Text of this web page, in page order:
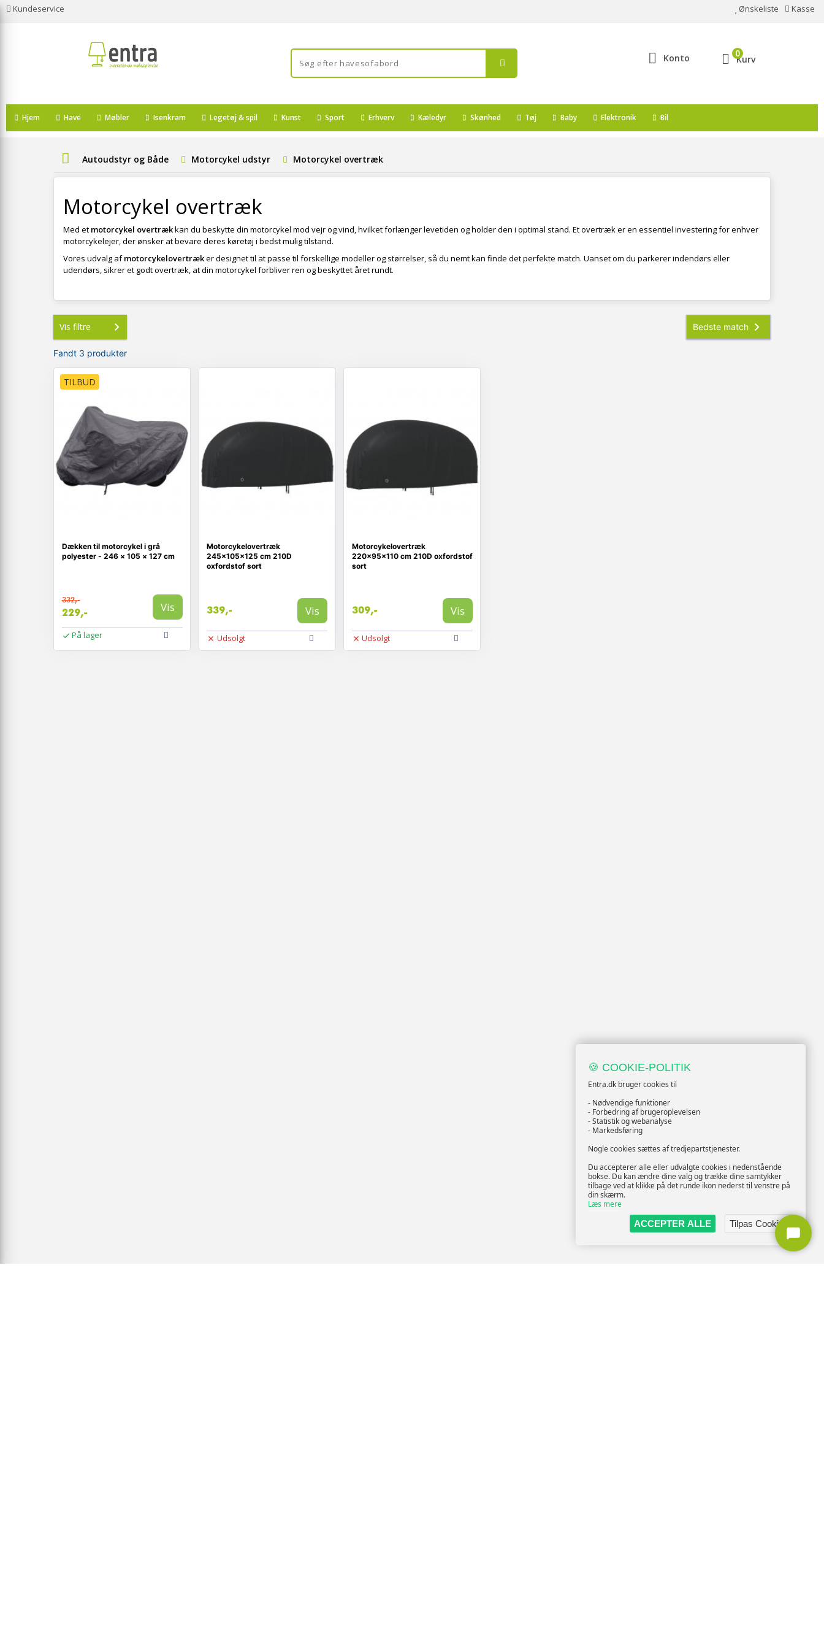
Kundeservice Ønskeliste Kasse
Konto Kurv
0
Hjem Have Møbler Isenkram Legetøj & spil Kunst Sport Erhverv Kæledyr Skønhed Tøj Baby Elektronik Bil
Autoudstyr og Både Motorcykel udstyr Motorcykel overtræk
Motorcykel overtræk
Med et motorcykel overtrækkan du beskytte din motorcykel mod vejr og vind, hvilket forlænger levetiden og holder den i optimal stand. Et overtræk er en essentiel investering for enhver
motorcykelejer, der ønsker at bevare deres køretøj i bedst mulig tilstand.
Vores udvalg afmotorcykelovertræker designet til at passe til forskellige modeller og størrelser, så du nemt kan finde det perfekte match. Uanset om du parkerer indendørs eller
udendørs, sikrer et godt overtræk, at din motorcykel forbliver ren og beskyttet året rundt.
Vis filtre
Fandt 3 produkter
TILBUD
Dækken til motorcykel i grå
polyester - 246 × 105 × 127 cm
332,-
229,- Vis
På lager
Motorcykelovertræk
245x105x125 cm 210D
oxfordstof sort
339,- Vis
Udsolgt
Motorcykelovertræk
220x95x110 cm 210D oxfordstof
sort
309,- Vis
Udsolgt
🍪 COOKIE-POLITIK
Entra.dk bruger cookies til
- Nødvendige funktioner
- Forbedring af brugeroplevelsen
- Statistik og webanalyse
- Markedsføring
Nogle cookies sættes af tredjepartstjenester.
Du accepterer alle eller udvalgte cookies i nedenstående
bokse. Du kan ændre dine valg og trække dine samtykker
tilbage ved at klikke på det runde ikon nederst til venstre på
din skærm.
Læs mere
ACCEPTER ALLE
Tilpas Cookies